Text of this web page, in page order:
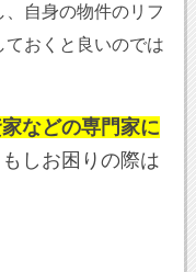
自身の物件のリフ
ておくと良いのでは
などの専門家に
しお困りの際は